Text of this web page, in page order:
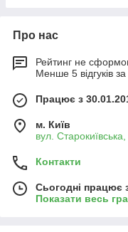
Про нас
Рейтинг не
Менше 5 відгуків за
Працює з
м. Київ
вул.
Контакти
Сьогодні працює
Показати весь